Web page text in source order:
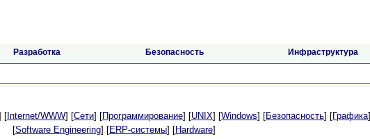
Разработка Безопасность Инфраструктура
[ Internet/WWW] [Сети] [Программирование] [UNIX] [Windows] [Безопасность] [Графика]
[Software Engineering] [ERP-системы] [Hardware]